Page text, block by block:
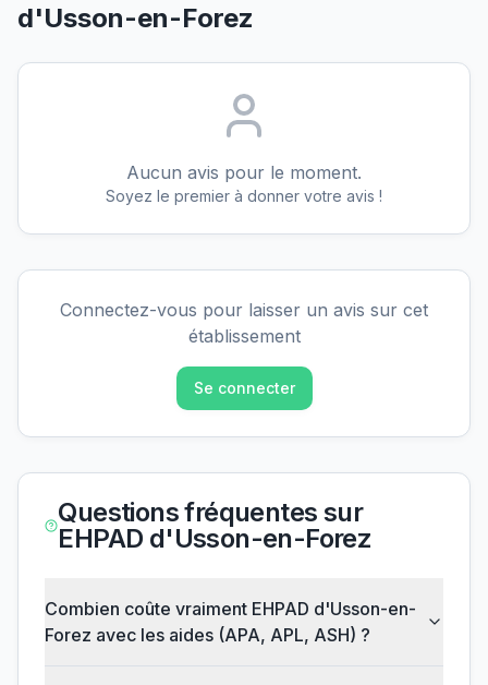
d'Usson-en-Forez
Aucun avis pour le moment.
Soyez le premier à donner votre avis !
Connectez-vous pour laisser un avis sur cet
établissement
Se connecter
Questions fréquentes sur
EHPAD d'Usson-en-Forez
Combien coûte vraiment EHPAD d'Usson-en-
Forez avec les aides (APA, APL, ASH) ?